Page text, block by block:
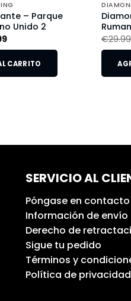
– Parque
Unido 2
CARRITO
€29.99
SERVICIO AL
Póngase en
Información de envío
Derecho de
Sigue tu pedido
Términos y
Política de privacidad